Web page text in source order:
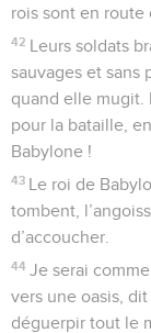
rois sont en route
42 Leurs soldats
sauvages et sans
quand elle mugit.
pour la bataille,
Babylone !
43 Le roi de
tombent,
d’accoucher.
44 Je serai
vers une oasis,
déguerpir tout le